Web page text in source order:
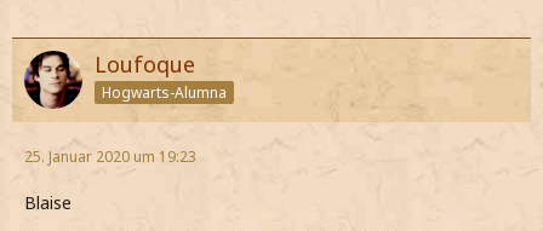
Loufoque
Hogwarts-Alumna
25. Januar 2020 um 19:23
Blaise